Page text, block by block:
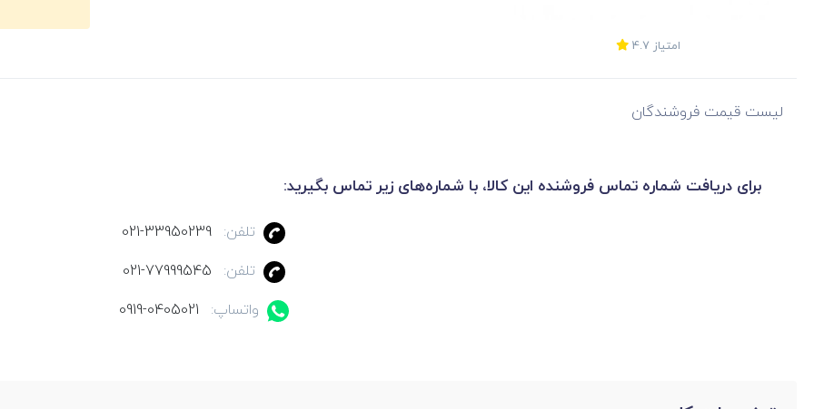
امتیاز 4.7
لیست قیمت فروشندگان
برای دریافت شماره تماس فروشنده این کالا، با شماره‌های زیر تماس بگیرید:
تلفن:
021-33950239
تلفن:
021-77999545
واتساپ:
0919-0405021